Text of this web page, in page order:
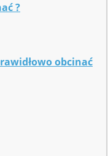
?
obcinać